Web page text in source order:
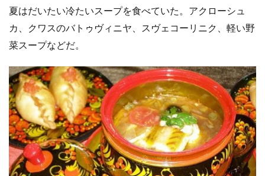
夏はだいたい冷たいスープを食べていた。アクローシュ
カ、クワスのバトゥヴィニヤ、スヴェコーリニク、軽い野
菜スープなどだ。